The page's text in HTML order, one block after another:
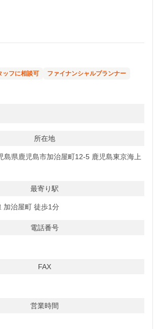
ッフに相談可 ファイナンシャルプランナー
所在地
県鹿児島市加治屋町12-5 鹿児島東京海上
最寄り駅
加治屋町 徒歩1分
電話番号
FAX
営業時間